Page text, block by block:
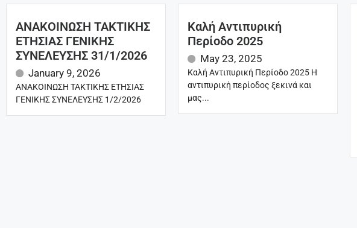
ΑΝΑΚΟΙΝΩΣΗ ΤΑΚΤΙΚΗΣ
ΕΤΗΣΙΑΣ ΓΕΝΙΚΗΣ
ΣΥΝΕΛΕΥΣΗΣ 31/1/2026
January 9, 2026
ΑΝΑΚΟΙΝΩΣΗ ΤΑΚΤΙΚΗΣ ΕΤΗΣΙΑΣ
ΓΕΝΙΚΗΣ ΣΥΝΕΛΕΥΣΗΣ 1/2/2026
Καλή Αντιπυρική
Περίοδο 2025
May 23, 2025
Καλή Αντιπυρική Περίοδο 2025 Η
αντιπυρική περίοδος ξεκινά και
μας...